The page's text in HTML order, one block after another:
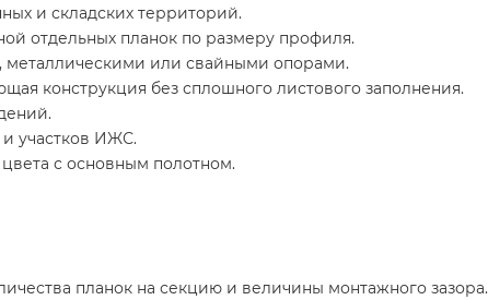
и складских территорий.
отдельных планок по размеру профиля.
или свайными опорами.
конструкция без сплошного листового заполнения.
и участков ИЖС.
с основным полотном.
планок на секцию и величины монтажного зазора.